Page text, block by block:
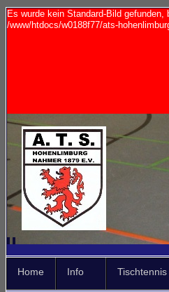
Es wurde kein Standard-Bild
/www/htdocs/w0188f77/ats-
Home Info Tischtennis